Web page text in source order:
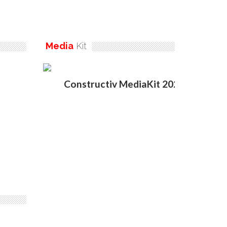
Media Kit
Constructiv MediaKit 2020